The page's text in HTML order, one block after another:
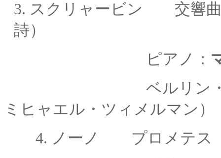
3. スクリャービン 交響
詩）
ピアノ：
ベルリン・ジング
ミヒャエル・ツィメルマン）
4. ノーノ プロメテス